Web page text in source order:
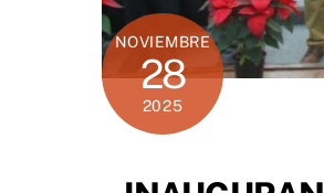
NOVIEMBRE
28
2025